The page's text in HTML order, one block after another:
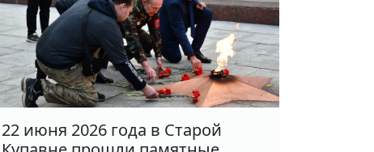
22 июня 2026 года в Старой